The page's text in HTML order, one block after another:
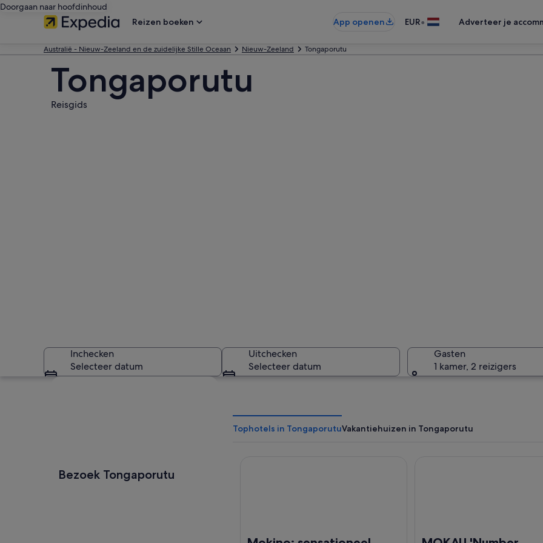
Doorgaan naar hoofdinhoud
Reizen boeken
App openen EUR• Adverteer je
Australië - Nieuw-Zeeland en de zuidelijke Stille Oceaan Nieuw-Zeeland Tongaporutu
Tongaporutu
Reisgids
Inchecken
Selecteer datum
Uitchecken
Selecteer datum
Gasten
1 kamer, 2 reizigers
Bezoek Tongaporutu
Tophotels in TongaporutuVakantiehuizen in Tongaporutu